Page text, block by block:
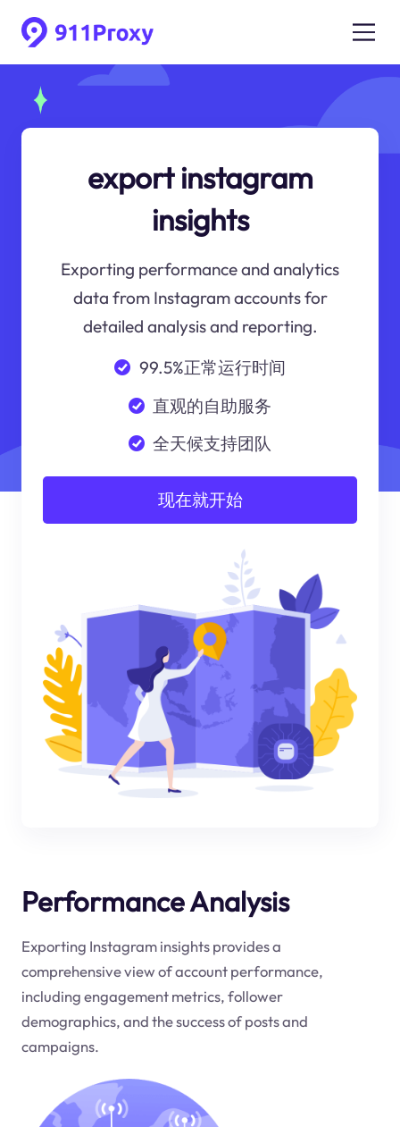
export instagram
insights
Exporting performance and analytics
data from Instagram accounts for
detailed analysis and reporting.
99.5%正常运行时间
直观的自助服务
全天候支持团队
现在就开始
Performance Analysis
Exporting Instagram insights provides a
comprehensive view of account performance,
including engagement metrics, follower
demographics, and the success of posts and
campaigns.